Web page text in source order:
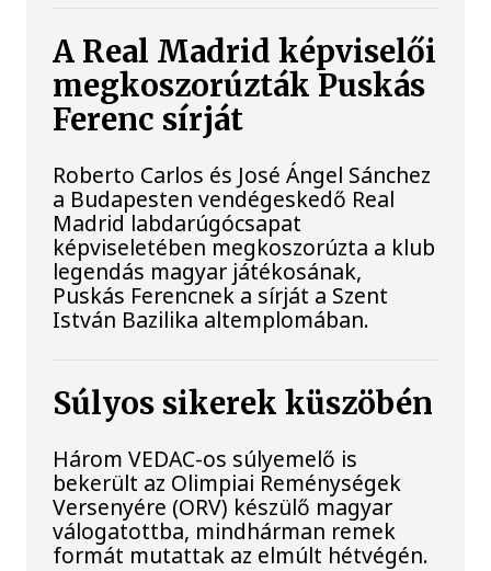
A Real Madrid képviselői
megkoszorúzták Puskás
Ferenc sírját
Roberto Carlos és José Ángel Sánchez
a Budapesten vendégeskedő Real
Madrid labdarúgócsapat
képviseletében megkoszorúzta a klub
legendás magyar játékosának,
Puskás Ferencnek a sírját a Szent
István Bazilika altemplomában.
Súlyos sikerek küszöbén
Három VEDAC-os súlyemelő is
bekerült az Olimpiai Reménységek
Versenyére (ORV) készülő magyar
válogatottba, mindhárman remek
formát mutattak az elmúlt hétvégén.